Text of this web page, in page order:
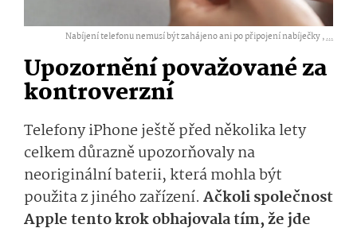
Nabíjení telefonu nemusí být zahájeno ani po připojení nabíječky ,...
Upozornění považované za
kontroverzní
Telefony iPhone ještě před několika lety
celkem důrazně upozorňovaly na
neoriginální baterii, která mohla být
použita z jiného zařízení. Ačkoli společnost
Apple tento krok obhajovala tím, že jde